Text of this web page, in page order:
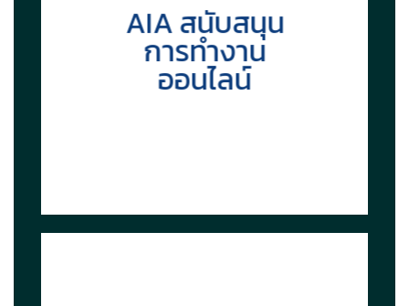
AIA สนับสนุน
การทำงาน
ออนไลน์